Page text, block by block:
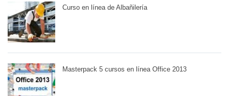
Curso en línea de Albañilería
Masterpack 5 cursos en línea Office 2013